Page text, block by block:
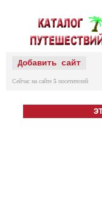
Добавить сайт
Сейчас на сайте 5 посетителей